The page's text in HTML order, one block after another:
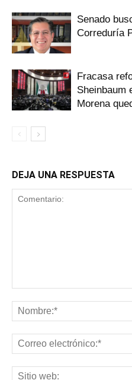
Senado
Correduría
Fracasa
Sheinbaum
Morena
DEJA UNA RESPUESTA